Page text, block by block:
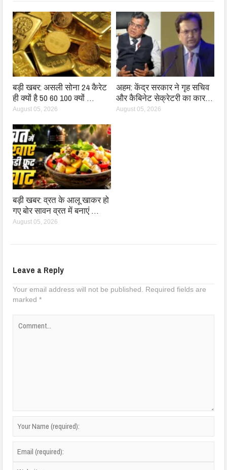
बड़ी खबर: असली सोना 24 कैरेट
ही क्यों है 50 60 100 क्यों …
August 05, 2026
अहम: केंद्र सरकार ने गृह सचिव
और कैबिनेट सेक्रेटरी का कार…
August 05, 2026
बड़ी खबर: व्रत के आलू खाकर हो
गए बोर सावन व्रत में बनाएं …
August 05, 2026
Leave a Reply
Your email address will not be published.
Required fields are
marked*